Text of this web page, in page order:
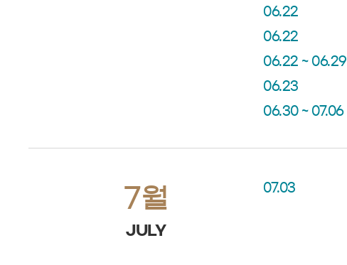
06.22
06.22
06.22 ~ 06.29
06.23
06.30 ~ 07.06
7월
JULY
07.03